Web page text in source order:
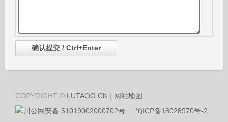
COPYRIGHT © LUTAOO.CN | 网站地图
川公网安备 51019002000702号
蜀ICP备18028970号-2